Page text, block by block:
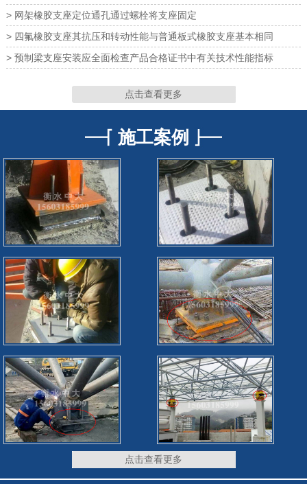
网架支座 网架支座
网架支座 网架支座
> 网架橡胶支座定位通孔通过螺栓将支座固定
> 四氟橡胶支座其抗压和转动性能与普通板式橡胶支座基本相同
> 预制梁支座安装应全面检查产品合格证书中有关技术性能指标
点击查看更多
施工案例
点击查看更多